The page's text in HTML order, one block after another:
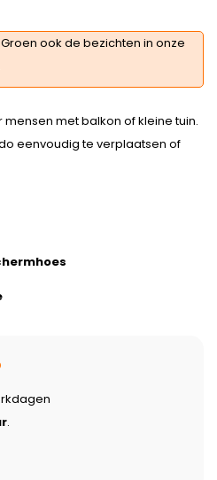
ook de bezichten in onze
met balkon of kleine tuin.
eenvoudig te verplaatsen of
.